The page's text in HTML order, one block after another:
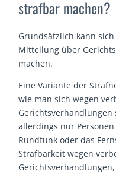
strafbar machen?
Grundsätzlich kann
Mitteilung über
machen.
Eine Variante der
wie man sich wegen
Gerichtsverhandlungen
allerdings nur
Rundfunk oder das
Strafbarkeit wegen